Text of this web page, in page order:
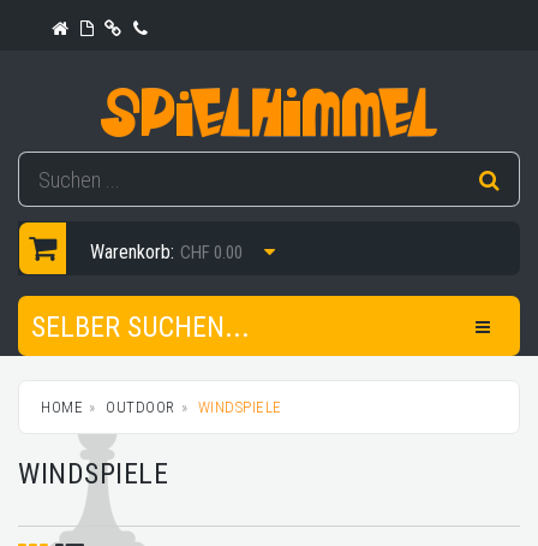
Warenkorb: CHF 0.00
SELBER SUCHEN...
HOME OUTDOOR WINDSPIELE
WINDSPIELE